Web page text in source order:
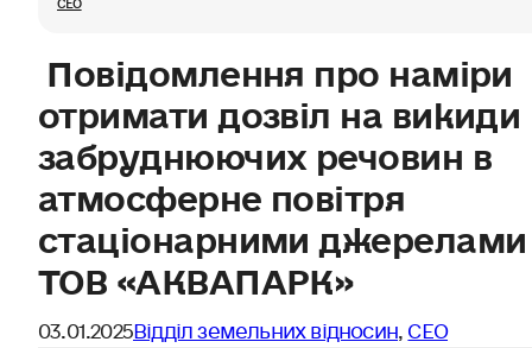
Повідомлення про наміри
отримати дозвіл на викиди
забруднюючих речовин в
атмосферне повітря
стаціонарними джерелами
ТОВ «АКВАПАРК»
03.01.2025Відділ земельних відносин СЕО